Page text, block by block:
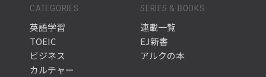
CATEGORIES
英語学習
TOEIC
ビジネス
カルチャー
SERIES & BOOKS
連載一覧
EJ新書
アルクの本